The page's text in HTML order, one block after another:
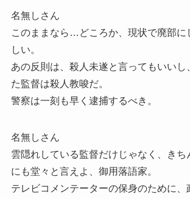
名無しさん
このままなら…どころか、現状で廃部に
しい。
あの反則は、殺人未遂と言ってもいいし
た監督は殺人教唆だ。
警察は一刻も早く逮捕するべき。
名無しさん
雲隠れしている監督だけじゃなく、きち
にも堂々と言えよ、御用落語家。
テレビコメンテーターの保身のために、